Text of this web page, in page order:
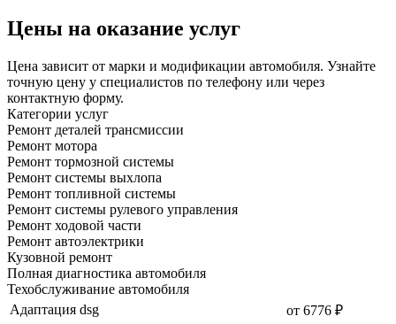
Цены на оказание услуг
Цена зависит от марки и модификации автомобиля. Узнайте
точную цену у специалистов по телефону или через
контактную форму.
Категории услуг
Ремонт деталей трансмиссии
Ремонт мотора
Ремонт тормозной системы
Ремонт системы выхлопа
Ремонт топливной системы
Ремонт системы рулевого управления
Ремонт ходовой части
Ремонт автоэлектрики
Кузовной ремонт
Полная диагностика автомобиля
Техобслуживание автомобиля
Адаптация dsg
от 6776 ₽